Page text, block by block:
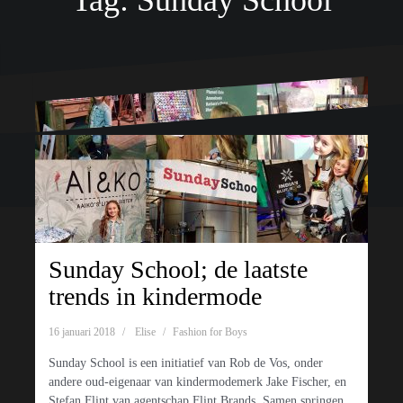
Sunday School; de laatste
trends in kindermode
16 januari 2018 Elise Fashion for Boys
Sunday School is een initiatief van Rob de Vos, onder
andere oud-eigenaar van kindermodemerk Jake Fischer, en
Ondersteund door WordPress|Thema:Oblique door Themeisle.